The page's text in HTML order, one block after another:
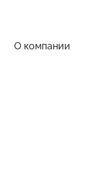
О компании